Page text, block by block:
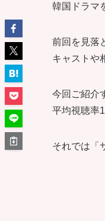
韓国ドラマ
前回を見落
キャストや
今回ご紹介
平均視聴率
それでは「